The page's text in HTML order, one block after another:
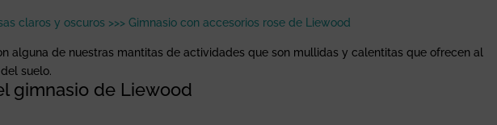
claros y oscuros >>> Gimnasio con accesorios rose de Liewood
alguna de nuestras mantitas de actividades que son mullidas y calentitas que ofrecen al
suelo.
gimnasio de Liewood